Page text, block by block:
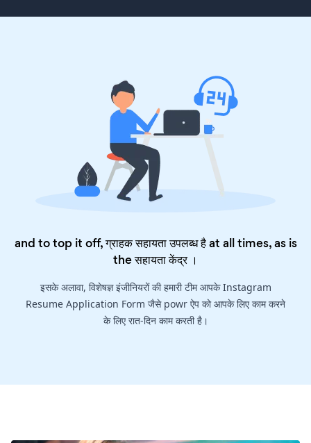
and to top it off, ग्राहक सहायता उपलब्ध है at all times, as is
theसहायता केंद्र।
इसके अलावा, विशेषज्ञ इंजीनियरों की हमारी टीम आपके Instagram
Resume Application Form जैसे powr ऐप को आपके लिए काम करने
के लिए रात-दिन काम करती है।